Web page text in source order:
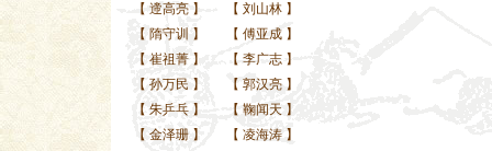
【 遆高亮】 【 刘山林 】
【 隋守训 】 【 傅亚成 】
【 崔祖菁】 【 李广志 】
【 孙万民 】 【 郭汉亮 】
【 朱乒乓】 【 鞠闻天 】
【 金泽珊】 【 凌海涛 】